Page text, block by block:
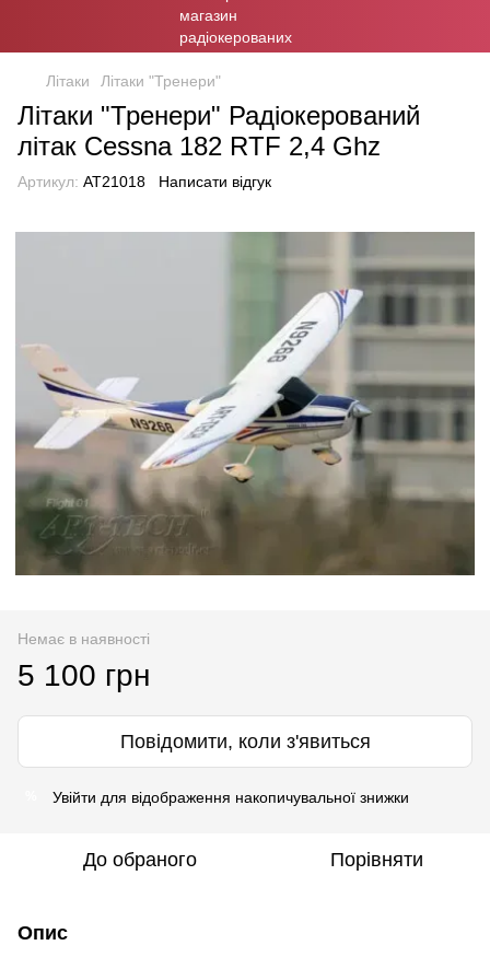
Літаки Літаки "Тренери"
Літаки "Тренери" Радіокерований
літак Cessna 182 RTF 2,4 Ghz
Артикул: AT21018 Написати відгук
Немає в наявності
5 100 грн
Повідомити, коли з'явиться
Увійти для відображення накопичувальної знижки
До обраного Порівняти
Опис